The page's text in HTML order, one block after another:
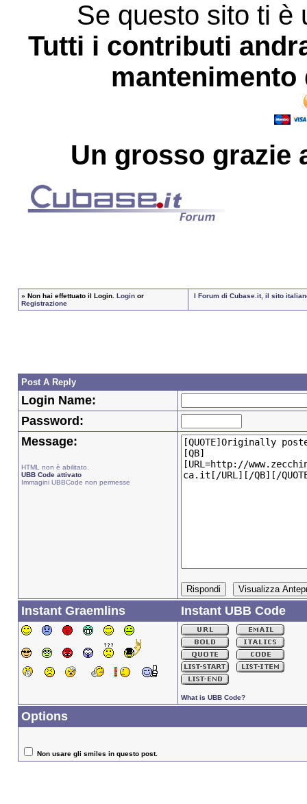
Se questo sito ti è
Tutti i contributi
Un grosso grazie
» Non hai effettuato il Login. Loginor
Registrazione
I Forum di Cubase.it, il sito
Post A Reply
Login Name:
Password:
Message:
HTML non è abilitato.
UBB Code attivato
Immagini UBBCode non permesse
Instant Graemlins Instant UBB Code
What is UBB Code?
Options
Non usare gli smiles in questo post.